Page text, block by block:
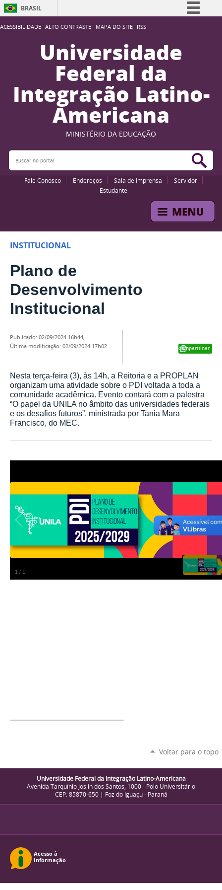
ACESSIBILIDADE ALTO CONTRASTE MAPA DO SITE RSS
BRASIL
Simplifique!
Participe
Acesso à informação
Legislação
Canais
Universidade
Federal da
Integração Latino-
Americana
MINISTÉRIO DA EDUCAÇÃO
Buscar no portal
Fale Conosco Endereços Sala de Imprensa
Servidor
Estudante
INSTITUCIONAL
Plano de
Desenvolvimento
Institucional
Compartilhar
publicado: 02/09/2024 16h44,
última modificação: 02/09/2024 17h02
Nesta terça-feira (3), às 14h, a Reitoria e a PROPLAN
organizam uma atividade sobre o PDI voltada a toda a
comunidade acadêmica. Evento contará com a palestra
“O papel da UNILA no âmbito das universidades federais
e os desafios futuros”, ministrada por Tania Mara
Francisco, do MEC.
1 / 1
Voltar para o topo
Universidade Federal da Integração Latino-Americana
Avenida Tarquínio Joslin dos Santos, 1000 - Polo Universitário
CEP: 85870-650 | Foz do Iguaçu - Paraná